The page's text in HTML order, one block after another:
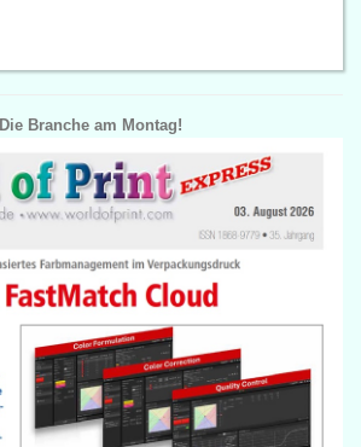
Die Branche am Montag!